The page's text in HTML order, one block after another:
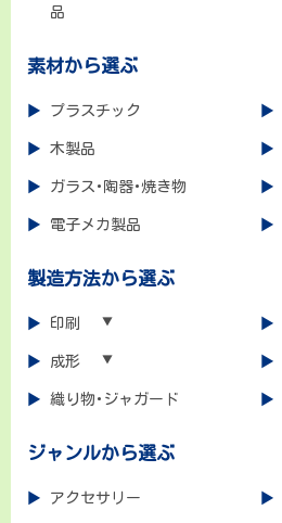
品
素材から選ぶ
プラスチック
木製品
ガラス･陶器･焼き物
電子メカ製品
製造方法から選ぶ
印刷
成形
織り物･ジャガード
ジャンルから選ぶ
アクセサリー